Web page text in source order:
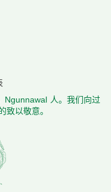
Ngunnawal 人。我们向过
以敬意。